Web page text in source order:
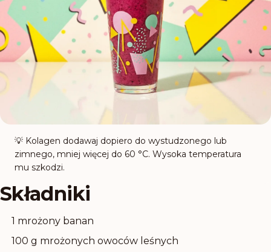
💡 Kolagen dodawaj dopiero do wystudzonego lub
zimnego, mniej więcej do 60 °C. Wysoka temperatura
mu szkodzi.
Składniki
1 mrożony banan
100 g mrożonych owoców leśnych